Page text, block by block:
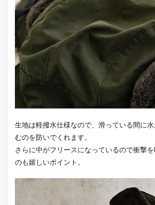
生地は軽撥水仕様なので、滑っている間に水
むのを防いでくれます。
さらに中がフリースになっているので衝撃
のも嬉しいポイント。